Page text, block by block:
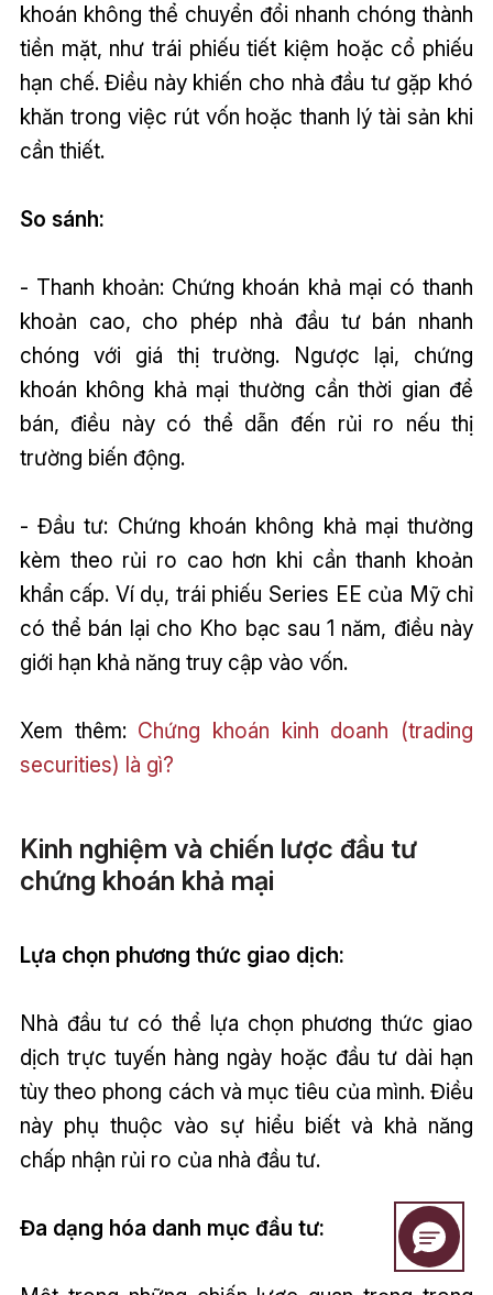
khoán không thể chuyển đổi nhanh chóng thành
tiền mặt, như trái phiếu tiết kiệm hoặc cổ phiếu
hạn chế. Điều này khiến cho nhà đầu tư gặp khó
khăn trong việc rút vốn hoặc thanh lý tài sản khi
cần thiết.
So sánh:
- Thanh khoản: Chứng khoán khả mại có thanh
khoản cao, cho phép nhà đầu tư bán nhanh
chóng với giá thị trường. Ngược lại, chứng
khoán không khả mại thường cần thời gian để
bán, điều này có thể dẫn đến rủi ro nếu thị
trường biến động.
- Đầu tư: Chứng khoán không khả mại thường
kèm theo rủi ro cao hơn khi cần thanh khoản
khẩn cấp. Ví dụ, trái phiếu Series EE của Mỹ chỉ
có thể bán lại cho Kho bạc sau 1 năm, điều này
giới hạn khả năng truy cập vào vốn.
Xem thêm: Chứng khoán kinh doanh (trading
securities) là gì?
Kinh nghiệm và chiến lược đầu tư
chứng khoán khả mại
Lựa chọn phương thức giao dịch:
Nhà đầu tư có thể lựa chọn phương thức giao
dịch trực tuyến hàng ngày hoặc đầu tư dài hạn
tùy theo phong cách và mục tiêu của mình. Điều
này phụ thuộc vào sự hiểu biết và khả năng
chấp nhận rủi ro của nhà đầu tư.
Đa dạng hóa danh mục đầu tư: